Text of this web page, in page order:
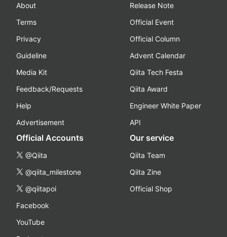
About
Terms
Privacy
Guideline
Media Kit
Feedback/Requests
Help
Advertisement
Release Note
Official Event
Official Column
Advent Calendar
Qiita Tech Festa
Qiita Award
Engineer White Paper
API
Official Accounts
@Qiita
@qiita_milestone
@qiitapoi
Facebook
YouTube
Our service
Qiita Team
Qiita Zine
Official Shop